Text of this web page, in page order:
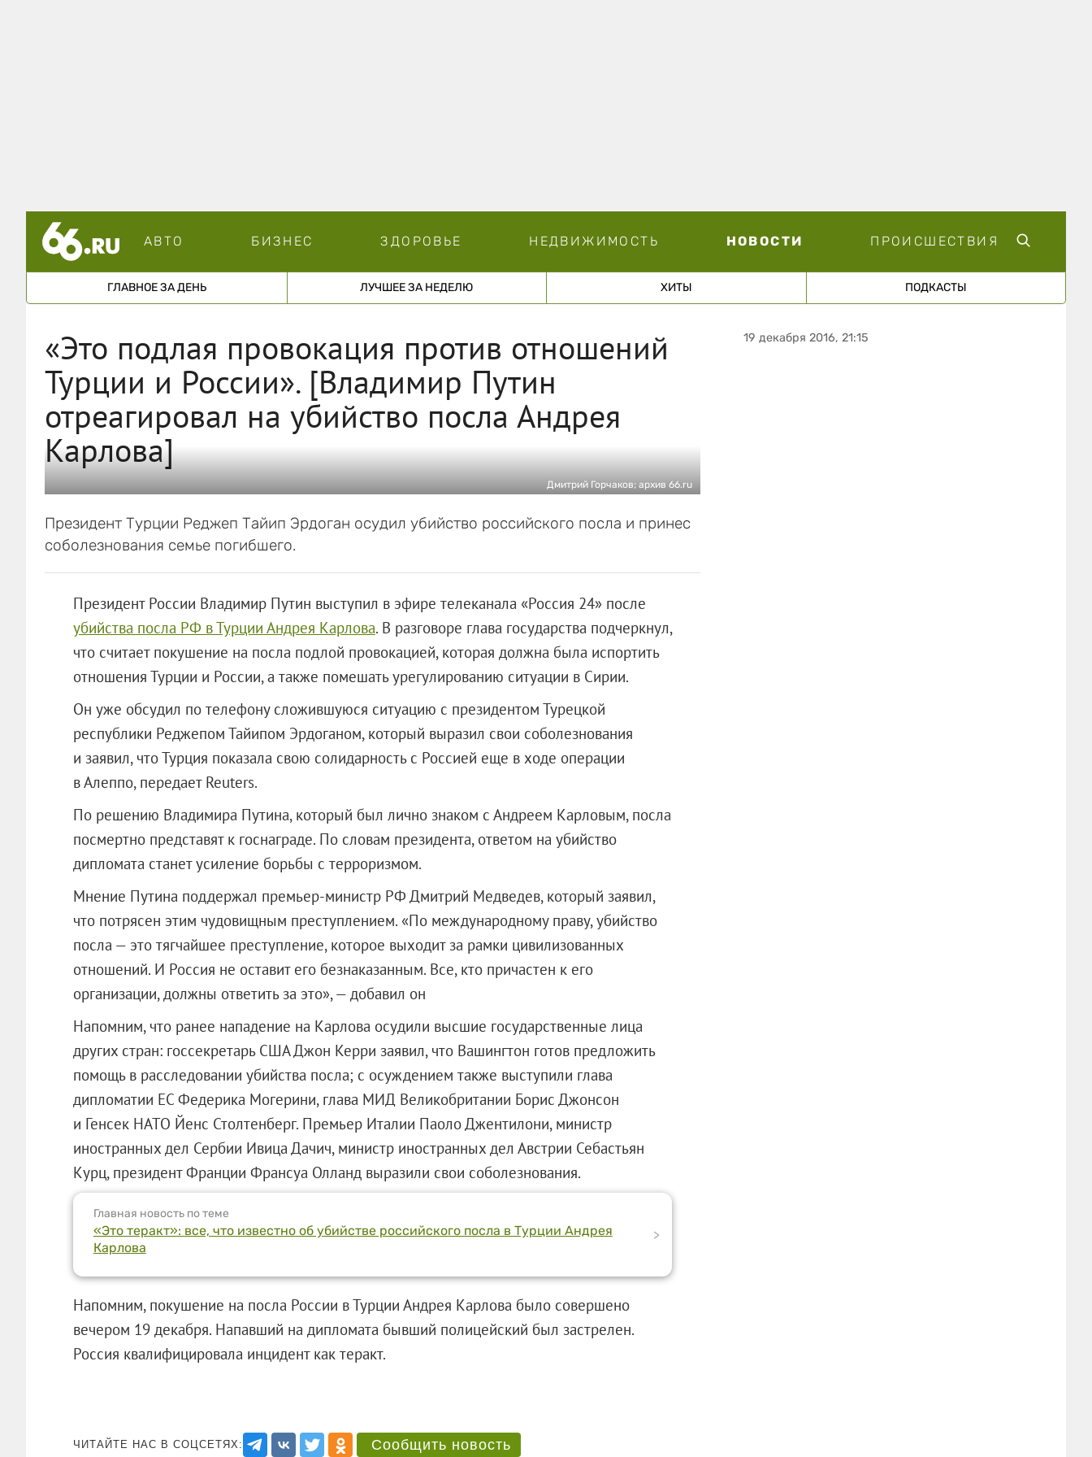
АВТО БИЗНЕС ЗДОРОВЬЕ НЕДВИЖИМОСТЬ НОВОСТИ ПРОИСШЕСТВИЯ
ГЛАВНОЕ ЗА ДЕНЬ ЛУЧШЕЕ ЗА НЕДЕЛЮ ХИТЫ ПОДКАСТЫ
«Это подлая провокация против отношений
Турции и России». [Владимир Путин
отреагировал на убийство посла Андрея
Карлова]
Дмитрий Горчаков; архив 66.ru
Президент Турции Реджеп Тайип Эрдоган осудил убийство российского посла и принес
соболезнования семье погибшего.
Президент России Владимир Путин выступил в эфире телеканала «Россия 24» после
убийства посла РФ в Турции Андрея Карлова. В разговоре глава государства подчеркнул,
что считает покушение на посла подлой провокацией, которая должна была испортить
отношения Турции и России, а также помешать урегулированию ситуации в Сирии.
Он уже обсудил по телефону сложившуюся ситуацию с президентом Турецкой
республики Реджепом Тайипом Эрдоганом, который выразил свои соболезнования
и заявил, что Турция показала свою солидарность с Россией еще в ходе операции
в Алеппо, передает Reuters.
По решению Владимира Путина, который был лично знаком с Андреем Карловым, посла
посмертно представят к госнаграде. По словам президента, ответом на убийство
дипломата станет усиление борьбы с терроризмом.
Мнение Путина поддержал премьер-министр РФ Дмитрий Медведев, который заявил,
что потрясен этим чудовищным преступлением. «По международному праву, убийство
посла — это тягчайшее преступление, которое выходит за рамки цивилизованных
отношений. И Россия не оставит его безнаказанным. Все, кто причастен к его
организации, должны ответить за это», — добавил он
Напомним, что ранее нападение на Карлова осудили высшие государственные лица
других стран: госсекретарь США Джон Керри заявил, что Вашингтон готов предложить
помощь в расследовании убийства посла; с осуждением также выступили глава
дипломатии ЕС Федерика Могерини, глава МИД Великобритании Борис Джонсон
и Генсек НАТО Йенс Столтенберг. Премьер Италии Паоло Джентилони, министр
иностранных дел Сербии Ивица Дачич, министр иностранных дел Австрии Себастьян
Курц, президент Франции Франсуа Олланд выразили свои соболезнования.
Главная новость по теме
«Это теракт»: все, что известно об убийстве российского посла в Турции Андрея
Карлова
>
Напомним, покушение на посла России в Турции Андрея Карлова было совершено
вечером 19 декабря. Напавший на дипломата бывший полицейский был застрелен.
Россия квалифицировала инцидент как теракт.
ЧИТАЙТЕ НАС В СОЦСЕТЯХ: Сообщить новость
19 декабря 2016, 21:15